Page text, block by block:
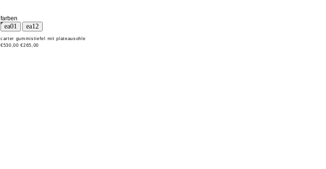
farben
carter gummistiefel mit plateausohle
€530,00 €265,00